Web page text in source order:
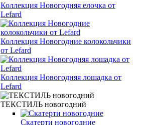
Коллекция Новогодняя елочка от
Lefard
Коллекция Новогодние колокольчики
от Lefard
Коллекция Новогодняя лошадка от
Lefard
ТЕКСТИЛЬ новогодний
Скатерти новогодние